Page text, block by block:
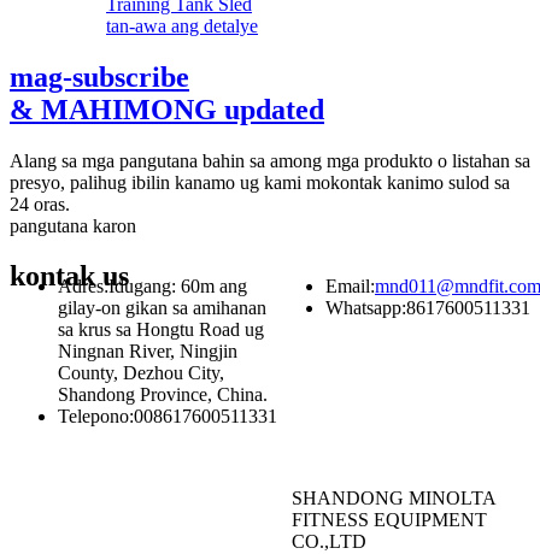
tan-awa ang detalye
mag-subscribe
& MAHIMONG updated
Alang sa mga pangutana bahin sa among mga produkto o listahan sa
presyo, palihug ibilin kanamo ug kami mokontak kanimo sulod sa
24 oras.
pangutana karon
kontakus
Adres:Idugang: 60m ang
gilay-on gikan sa amihanan
sa krus sa Hongtu Road ug
Ningnan River, Ningjin
County, Dezhou City,
Shandong Province, China.
Telepono:008617600511331
Email:mnd011@mndfit.com
Whatsapp:8617600511331
SHANDONG MINOLTA
FITNESS EQUIPMENT
CO.,LTD